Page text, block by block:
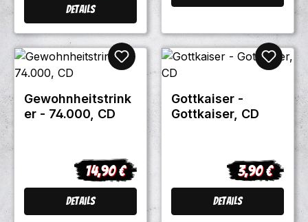
Details
Gewohnheitstrink
er - 74.000, CD
Regulärer Preis:
14,90 €
Details
Gottkaiser -
Gottkaiser, CD
Regulärer
3,90 €
Details